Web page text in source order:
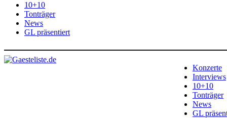
10+10
Tonträger
News
GL präsentiert
Konzerte
Interviews
10+10
Tonträger
News
GL